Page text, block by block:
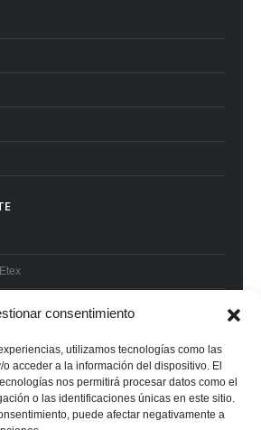
consentimiento
utilizamos tecnologías como las
acceder a la información del dispositivo. El
nos permitirá procesar datos como el
o las identificaciones únicas en este sitio.
puede afectar negativamente a
Industria y Comercio